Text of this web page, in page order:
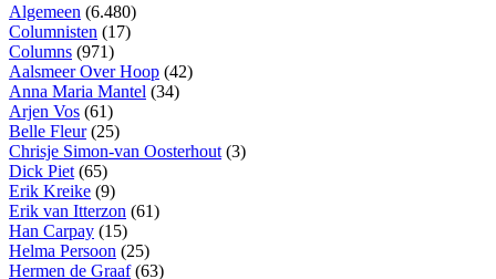
Algemeen (6.480)
Columnisten (17)
Columns (971)
Aalsmeer Over Hoop (42)
Anna Maria Mantel (34)
Arjen Vos (61)
Belle Fleur(25)
Chrisje Simon-van Oosterhout (3)
Dick Piet (65)
Erik Kreike (9)
Erik van Itterzon (61)
Han Carpay (15)
Helma Persoon (25)
Hermen de Graaf(63)